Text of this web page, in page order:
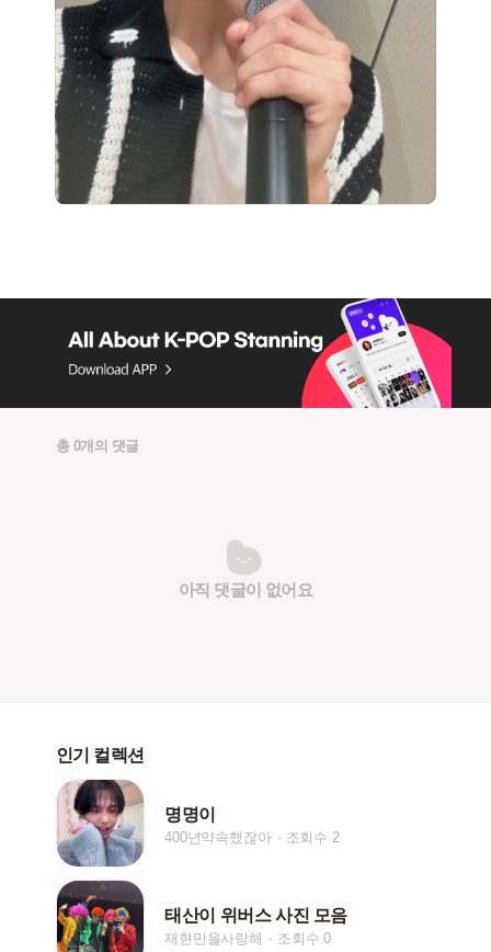
총 0개의 댓글
아직 댓글이 없어요
인기 컬렉션
명명이
400년약속했잖아 조회수 2
태산이 위버스 사진 모음
재현만을사랑해 조회수 0